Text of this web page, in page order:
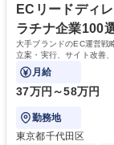
ECリードディ
ラチナ企業100
大手ブランドのEC運営戦
立案・実行、サイト改善
でプロジェクトを推進しま
月給
37万円～58万円
勤務地
東京都千代田区